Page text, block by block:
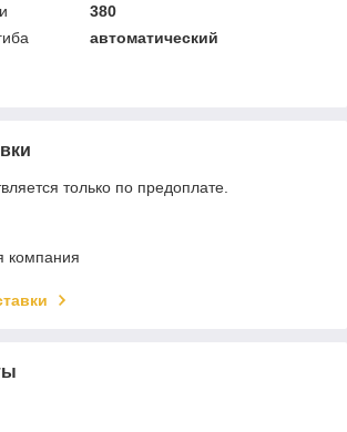
380
автоматический
только по предоплате.
компания